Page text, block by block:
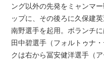
ング以外の先発をミャンマ
ップに、その後ろに久保建
南野選手を起用。ボランチ
田中碧選手（フォルトゥナ
クは右から冨安健洋選手（